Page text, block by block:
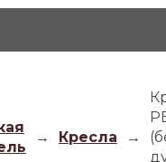
→ Кресла →